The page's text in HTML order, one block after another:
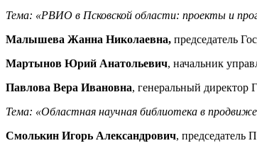
Тема: «РВИО в Псковской области: проекты и
Малышева Жанна Николаевна, председатель
Мартынов Юрий Анатольевич, начальник
Павлова Вера Ивановна, генеральный директор
Тема: «Областная научная библиотека в
Смолькин Игорь Александрович, председатель